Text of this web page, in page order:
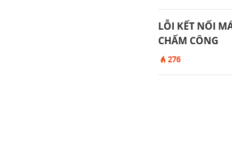
LỖI KẾT NỐI
CHẤM CÔNG
276